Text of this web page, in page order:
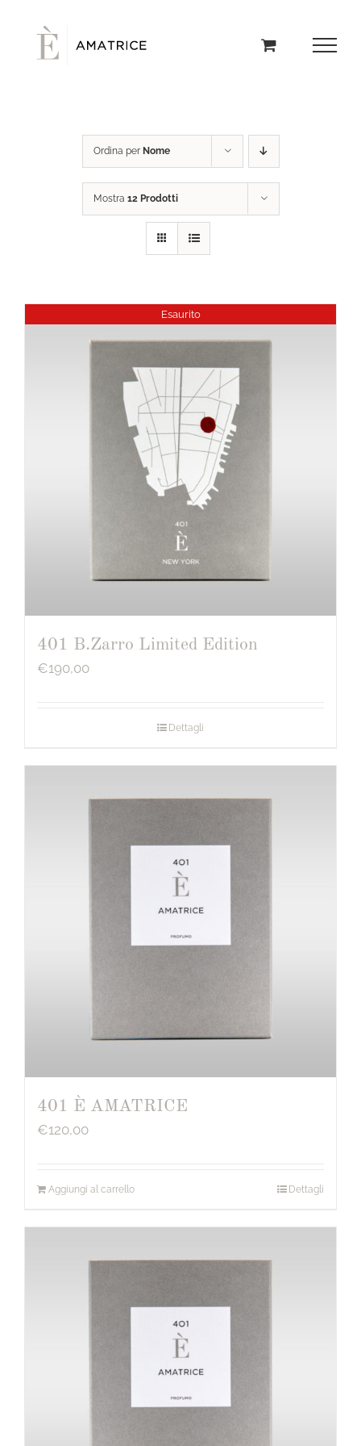
contenuto
Ordina per Nome
Mostra 12 Prodotti
Esaurito
401 B.Zarro Limited Edition
€190,00
Dettagli
401 È AMATRICE
€120,00
Aggiungi al carrello Dettagli